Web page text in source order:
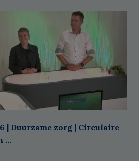
| Duurzame zorg | Circulaire
...